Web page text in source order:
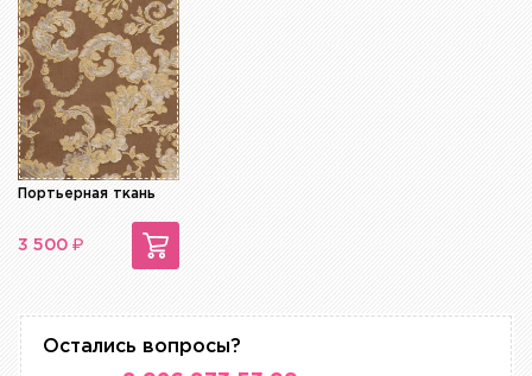
Портьерная ткань
3 500 ₽
Остались вопросы?